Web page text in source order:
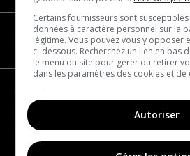
CATEGORIES
Geography
France
Certains fournisseurs sont
données à caractère personnel sur la
légitime. Vous pouvez vous y opposer
ci-dessous. Recherchez un lien en bas
le menu du site pour gérer ou retirer
dans les paramètres des cookies et
Autoriser